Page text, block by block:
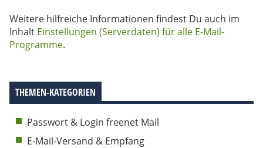
Weitere hilfreiche Informationen findest Du auch im
Inhalt Einstellungen (Serverdaten) für alle E-Mail-
Programme.
THEMEN-KATEGORIEN
Passwort & Login freenet Mail
E-Mail-Versand & Empfang